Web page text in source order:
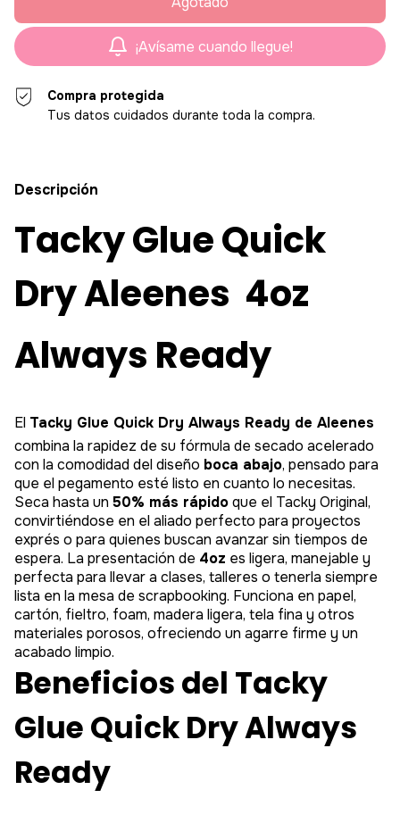
¡Avísame cuando llegue!
Compra protegida
Tus datos cuidados durante toda la compra.
Descripción
Tacky Glue Quick
Dry Aleenes  4oz
Always Ready
El Tacky Glue Quick Dry Always Ready de Aleenes
combina la rapidez de su fórmula de secado acelerado
con la comodidad del diseño boca abajo, pensado para
que el pegamento esté listo en cuanto lo necesitas.
Seca hasta un 50% más rápidoque el Tacky Original,
convirtiéndose en el aliado perfecto para proyectos
exprés o para quienes buscan avanzar sin tiempos de
espera. La presentación de 4oz es ligera, manejable y
perfecta para llevar a clases, talleres o tenerla siempre
lista en la mesa de scrapbooking. Funciona en papel,
cartón, fieltro, foam, madera ligera, tela fina y otros
materiales porosos, ofreciendo un agarre firme y un
acabado limpio.
Beneficios del Tacky
Glue Quick Dry Always
Ready